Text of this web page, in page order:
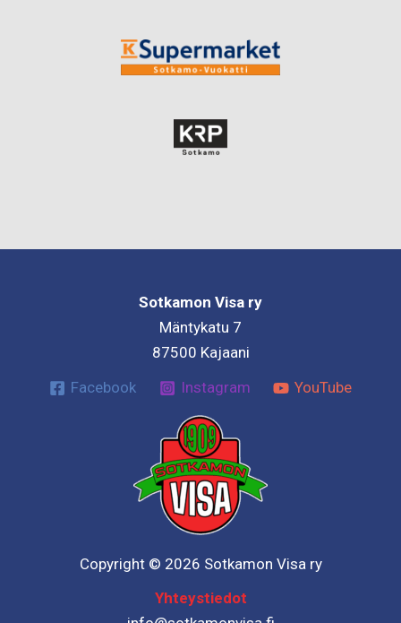
Sotkamon Visa ry
Mäntykatu 7
87500 Kajaani
Facebook
Instagram YouTube
Copyright © 2026 Sotkamon Visa ry
Yhteystiedot